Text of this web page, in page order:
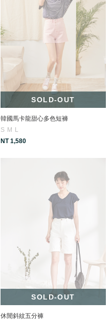
SOLD-OUT
韓國馬卡龍甜心多色短褲
S M L
NT 1,580
SOLD-OUT
休閒斜紋五分褲